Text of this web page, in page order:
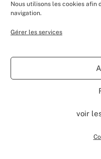
Nous utilisons les cookies afin
navigation.
Gérer les services
voir
Valentin Lecerf's
Home Blog
Valentin Lecerf's Blog2026